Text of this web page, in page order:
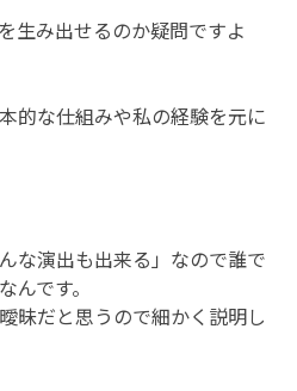
生み出せるのか疑問ですよ
的な仕組みや私の経験を元に
な演出も出来る」なので誰で
んです。
昧だと思うので細かく説明し